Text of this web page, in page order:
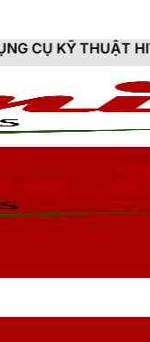
HITAMI - CUNG